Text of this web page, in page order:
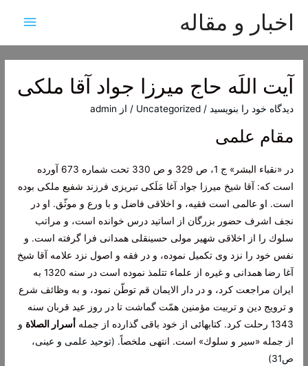
اخبار و مقاله
اصلی
آیت اللَه حاج میرزا جواد آقا ملکی
دیدگاه‌ خود را بنویسید /
Uncategorized / از admin
مقام علمی
در «نقباء البشر» ج 1، ص 329 و ص 330 تحت شماره 673 آورده
است كه: آقا شيخ ميرزا جواد آغا مَلَكى تبريزى فرزند شفيع ملكى بوده
است. او عالمى است فقيه، و اخلاقى فاضل و با ورع و موثّق. او در
نجف اشرف حضور بزرگان از اساتيد درس خوانده است، و مراتب
سلوك را از اخلاقى شهير مولى حسينقلى همدانى فرا گرفته است. و
نفس خود را نزد وى تكميل نموده، و در فقه و اصول نزد علامه آقا شيخ
آغا رضا همدانى و غيره از علماء تتلمذ نموده است در سنه 1320 به
ايران مراجعت كرد، و در دار الايمان قم توطّن نمود، و به وظائف شرع
و ترويج دين و تربيت مؤمنين همّت گماشت تا در روز عيد قربان سنه
1343 رحلت كرد. كتابهائى از خود باقى گذارده از جمله
أسرار الصلاة و
از جمله «سير و سلوك» است. انتهى ملخصاً. (توحید علمی و عینی،
ص31)